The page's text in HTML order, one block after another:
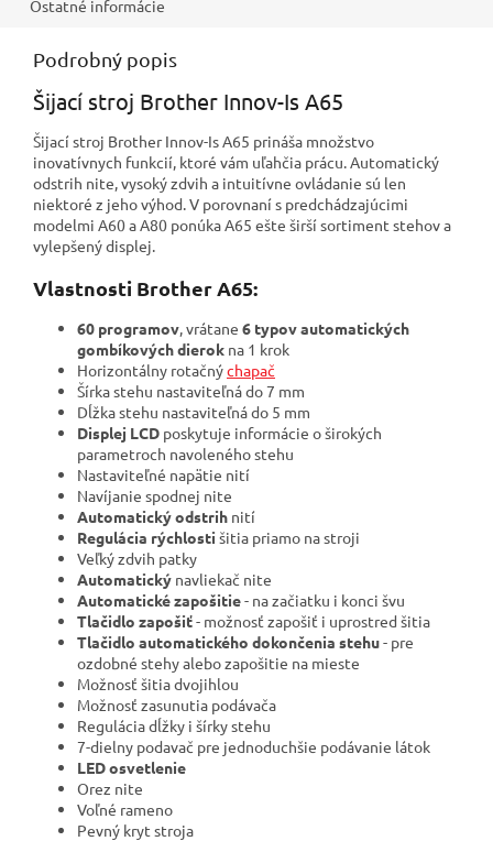
Ostatné informácie
Podrobný popis
Šijací stroj Brother Innov-Is A65
Šijací stroj Brother Innov-Is A65 prináša množstvo
inovatívnych funkcií, ktoré vám uľahčia prácu. Automatický
odstrih nite, vysoký zdvih a intuitívne ovládanie sú len
niektoré z jeho výhod. V porovnaní s predchádzajúcimi
modelmi A60 a A80 ponúka A65 ešte širší sortiment stehov a
vylepšený displej.
Vlastnosti Brother A65:
60 programov, vrátane 6 typov automatických
gombíkových dierok na 1 krok
Horizontálny rotačnýchapač
Šírka stehu nastaviteľná do 7 mm
Dĺžka stehu nastaviteľná do 5 mm
Displej LCD poskytuje informácie o širokých
parametroch navoleného stehu
Nastaviteľné napätie nití
Navíjanie spodnej nite
Automatický odstrih nití
Regulácia rýchlosti šitia priamo na stroji
Veľký zdvih patky
Automatický navliekač nite
Automatické zapošitie- na začiatku i konci švu
Tlačidlo zapošiť- možnosť zapošiť i uprostred šitia
Tlačidlo automatického dokončenia stehu- pre
ozdobné stehy alebo zapošitie na mieste
Možnosť šitia dvojihlou
Možnosť zasunutia podávača
Regulácia dĺžky i šírky stehu
7-dielny podavač pre jednoduchšie podávanie látok
LED osvetlenie
Orez nite
Voľné rameno
Pevný kryt stroja